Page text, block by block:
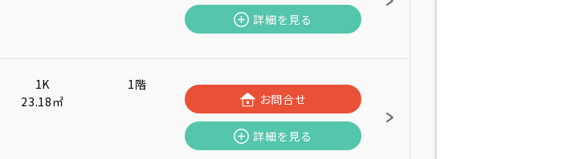
詳細を見る
1K
23.18㎡
1階
お問合せ
詳細を見る